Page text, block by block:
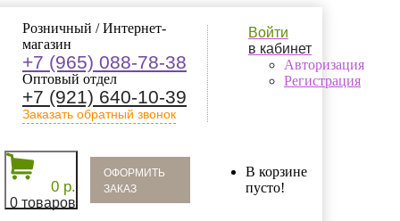
Розничный / Интернет-
магазин
+7 (965) 088-78-38
Оптовый отдел
+7 (921) 640-10-39
Заказать обратный звонок
Войти
в кабинет
Авторизация
Регистрация
0 р.
0 товаров
oформить
заказ
В корзине
пусто!